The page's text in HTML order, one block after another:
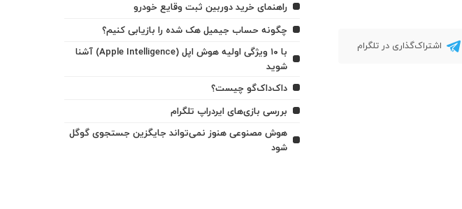
اشتراک‌گذاری در تلگرام
راهنمای خرید دوربین ثبت وقایع خودرو
چگونه حساب جیمیل هک شده را بازیابی کنیم؟
با ۱۰ ویژگی اولیه هوش اپل (Apple Intelligence) آشنا
شوید
داک‌داک‌گو چیست؟
بررسی بازی‌های ایردراپ تلگرام
هوش مصنوعی هنوز نمی‌تواند جایگزین جستجوی گوگل
شود